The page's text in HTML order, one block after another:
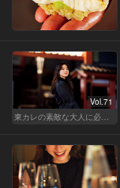
Vol.71
東カレの素敵な大人に必要なこと